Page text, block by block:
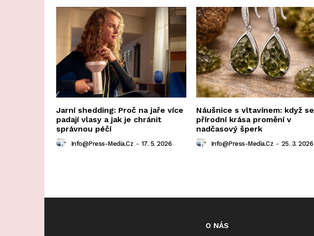
Jarní shedding: Proč na jaře více
padají vlasy a jak je chránit
správnou péčí
Info@press-Media.cz - 17. 5. 2026
Náušnice s vltavínem: když se
přírodní krása promění v
nadčasový šperk
Info@press-Media.cz - 25. 3. 2026
O NÁS